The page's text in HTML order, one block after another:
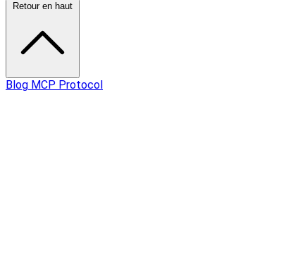
Retour en haut
Blog MCP Protocol